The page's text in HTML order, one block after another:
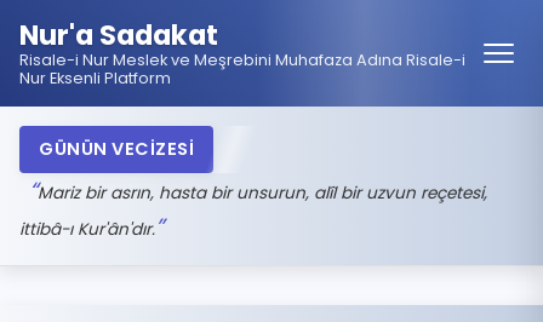
Nur'a Sadakat
Risale-i Nur Meslek ve Meşrebini Muhafaza Adına Risale-i
Nur Eksenli Platform
GÜNÜN VECİZESİ
Mariz bir asrın, hasta bir unsurun, alîl bir uzvun reçetesi,
ittibâ-ı Kur'ân'dır.